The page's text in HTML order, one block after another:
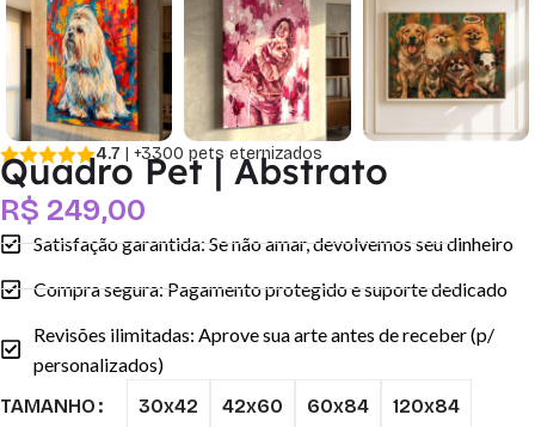
4.7 | +3300 pets eternizados
Quadro Pet | Abstrato
R$ 249,00
Satisfação garantida: Se não amar, devolvemos seu dinheiro
Compra segura: Pagamento protegido e suporte dedicado
Revisões ilimitadas: Aprove sua arte antes de receber (p/
personalizados)
TAMANHO
30x42 42x60 60x84 120x84